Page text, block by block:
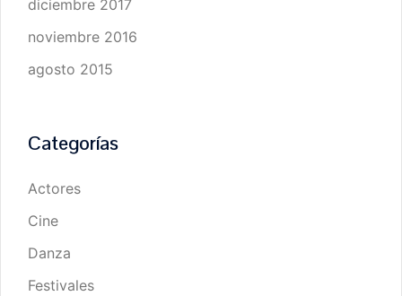
diciembre 2017
noviembre 2016
agosto 2015
Categorías
Actores
Cine
Danza
Festivales